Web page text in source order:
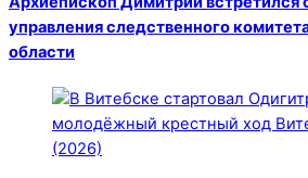
управления следственного
области